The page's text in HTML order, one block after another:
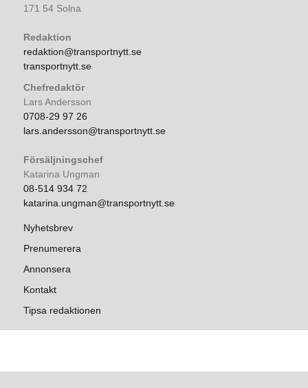
171 54 Solna
Redaktion
redaktion@transportnytt.se
transportnytt.se
Chefredaktör
Lars Andersson
0708-29 97 26
lars.andersson@transportnytt.se
Försäljningschef
Katarina Ungman
08-514 934 72
katarina.ungman@transportnytt.se
Nyhetsbrev
Prenumerera
Annonsera
Kontakt
Tipsa redaktionen